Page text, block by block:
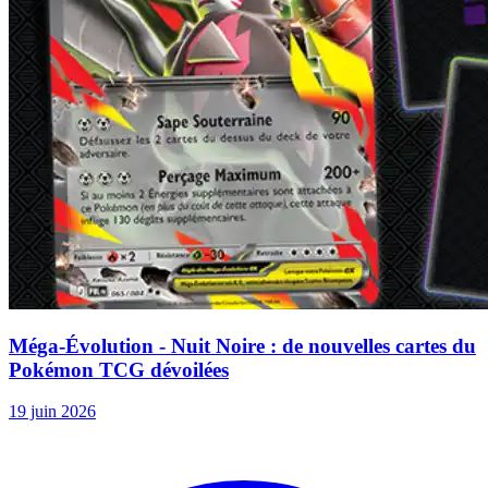
Méga-Évolution - Nuit Noire : de nouvelles cartes du
Pokémon TCG dévoilées
19 juin 2026